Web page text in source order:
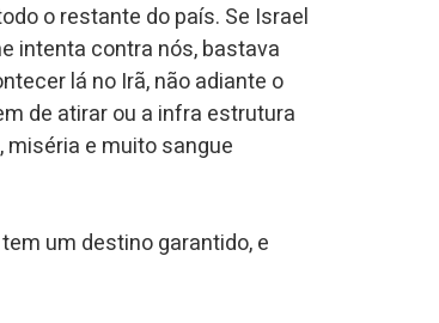
o restante do país. Se Israel
intenta contra nós, bastava
lá no Irã, não adiante o
de atirar ou a infra estrutura
e muito sangue
um destino garantido, e